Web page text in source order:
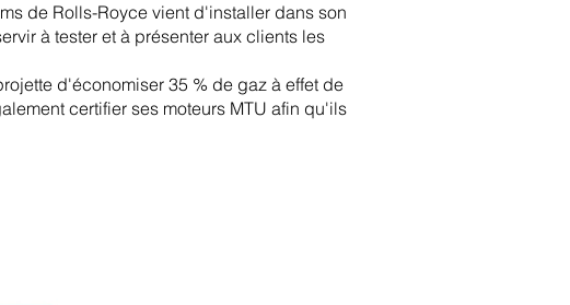
de Rolls-Royce vient d'installer dans son
à tester et à présenter aux clients les
d'économiser 35 % de gaz à effet de
certifier ses moteurs MTU afin qu'ils